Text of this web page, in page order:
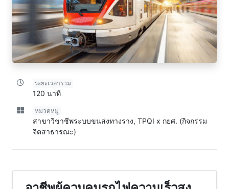
ระยะเวลารวม
120 นาที
หมวดหมู่
สาขาวิชาชีพระบบขนส่งทางราง, TPQI x กยศ. (กิจกรรม
จิตสาธารณะ)